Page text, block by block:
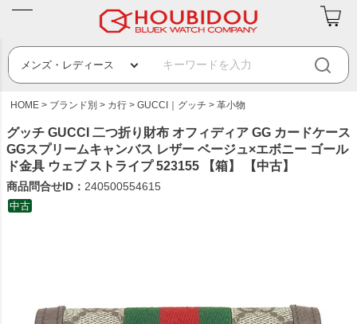
HOME ブランド別 カ行 GUCCI｜グッチ 革小物
グッチ GUCCI 二つ折り財布 オフィディア GG カードケース
GGスプリームキャンバス レザー ベージュ×エボニー ゴール
ド金具 ウェブ ストライプ 523155 【箱】 【中古】
商品問合せID： 240500554615
中古